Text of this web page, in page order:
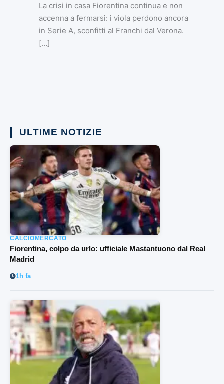
La crisi in casa Fiorentina continua e non
accenna a fermarsi: i viola perdono ancora
in Serie A, sconfitti al Franchi dal Verona.
[…]
ULTIME NOTIZIE
CALCIOMERCATO
Fiorentina, colpo da urlo: ufficiale Mastantuono dal Real
Madrid
1h fa